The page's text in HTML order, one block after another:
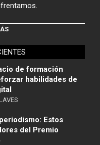
de formación
habilidades de
Estos
del Premio